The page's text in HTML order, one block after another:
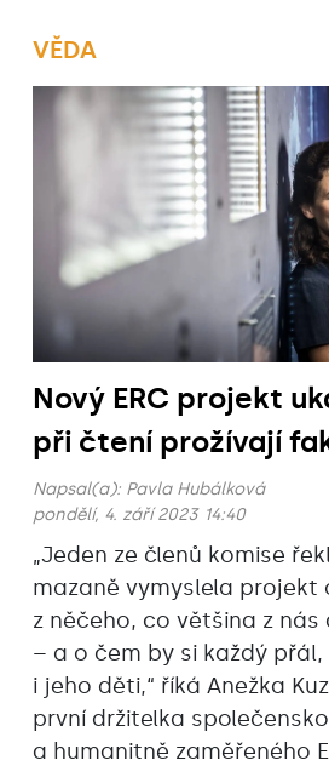
VĚDA
Nový ERC projekt
při čtení prožívají
Napsal(a): Pavla Hubálková
pondělí, 4. září 2023 14:40
„Jeden ze členů komise
mazaně vymyslela projekt
z něčeho, co většina z nás
– a o čem by si každý
i jeho děti,“ říká Anežka
první držitelka
a humanitně zaměřeného